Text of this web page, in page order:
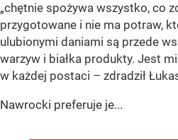
„chętnie spożywa wszystko, co
przygotowane i nie ma potraw,
ulubionymi daniami są przede
warzyw i białka produkty. Jest
w każdej postaci – zdradził
Nawrocki preferuje je...